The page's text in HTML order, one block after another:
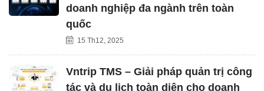
doanh nghiệp đa ngành trên toàn
quốc
15 Th12, 2025
Vntrip TMS – Giải pháp quản trị công
tác và du lịch toàn diện cho doanh